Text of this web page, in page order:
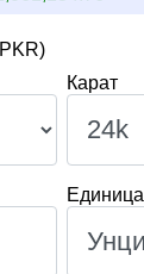
Карат
Единица